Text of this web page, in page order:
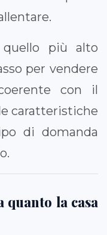
più alto
per vendere
con il
caratteristiche
di domanda
la casa